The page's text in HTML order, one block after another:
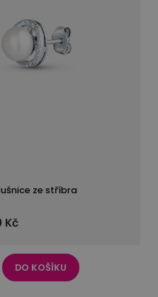
ze stříbra
Kč
DO KOŠÍKU